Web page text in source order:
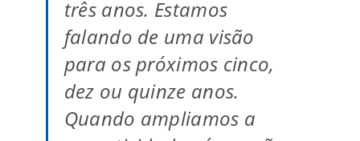
três anos. Estamos
falando de uma visão
para os próximos cinco,
dez ou quinze anos.
Quando ampliamos a